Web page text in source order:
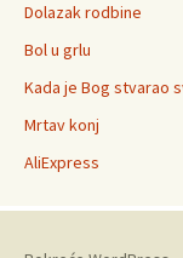
Dolazak rodbine
Bol u grlu
Kada je Bog stvarao
Mrtav konj
AliExpress